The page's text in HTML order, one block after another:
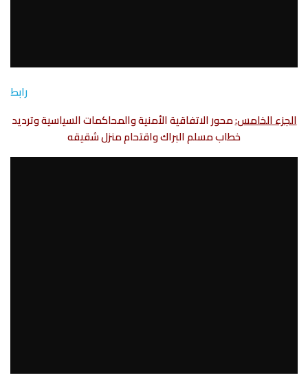
رابط
الجزء الخامس:محور الاتفاقية الأمنية والمحاكمات السياسية وترديد
خطاب مسلم البراك واقتحام منزل شقيقه